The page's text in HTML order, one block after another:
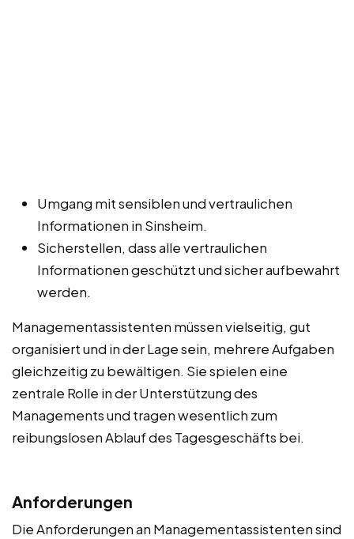
Umgang mit sensiblen und vertraulichen
Informationen in Sinsheim.
Sicherstellen, dass alle vertraulichen
Informationen geschützt und sicher aufbewahrt
werden.
Managementassistenten müssen vielseitig, gut
organisiert und in der Lage sein, mehrere Aufgaben
gleichzeitig zu bewältigen. Sie spielen eine
zentrale Rolle in der Unterstützung des
Managements und tragen wesentlich zum
reibungslosen Ablauf des Tagesgeschäfts bei.
Anforderungen
Die Anforderungen an Managementassistenten sind